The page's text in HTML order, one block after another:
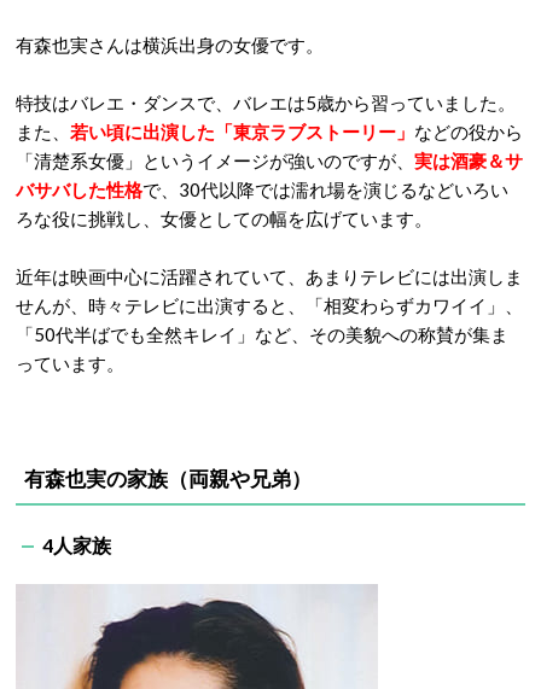
有森也実さんは横浜出身の女優です。
特技はバレエ・ダンスで、バレエは5歳から習っていました。
また、 若い頃に出演した「東京ラブストーリー」 などの役から
「清楚系女優」というイメージが強いのですが、 実は酒豪＆サ
バサバした性格で、30代以降では濡れ場を演じるなどいろい
ろな役に挑戦し、女優としての幅を広げています。
近年は映画中心に活躍されていて、あまりテレビには出演しま
せんが、時々テレビに出演すると、「相変わらずカワイイ」、
「50代半ばでも全然キレイ」など、その美貌への称賛が集ま
っています。
有森也実の家族（両親や兄弟）
4人家族